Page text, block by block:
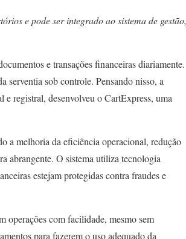
e pode ser integrado ao sistema de gestão,
e transações financeiras diariamente.
serventia sob controle. Pensando nisso, a
e registral, desenvolveu o CartExpress, uma
a melhoria da eficiência operacional, redução
abrangente. O sistema utiliza tecnologia
estejam protegidas contra fraudes e
operações com facilidade, mesmo sem
para fazerem o uso adequado da